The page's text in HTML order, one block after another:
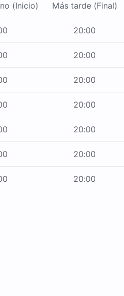
(Inicio) Más tarde (Final)
20:00
20:00
20:00
20:00
20:00
20:00
20:00